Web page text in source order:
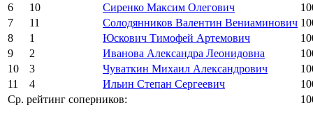
6
10 Сиренко Максим Олегович
7
11 Солодянников Валентин Вениаминович
8
1 Юскович Тимофей Артемович
9
2 Иванова Александра Леонидовна
10
3 Чуваткин Михаил Александрович
11
4 Ильин Степан Сергеевич
Ср. рейтинг соперников: